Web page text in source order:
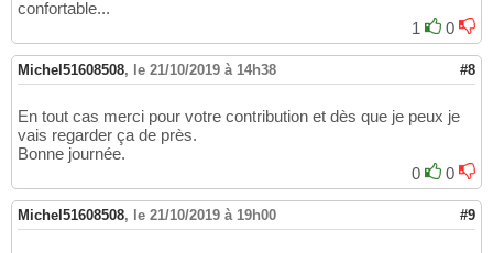
confortable...
1
0
Michel51608508, le 21/10/2019 à 14h38 #8
En tout cas merci pour votre contribution et dès que je peux je
vais regarder ça de près.
Bonne journée.
0
0
Michel51608508, le 21/10/2019 à 19h00 #9